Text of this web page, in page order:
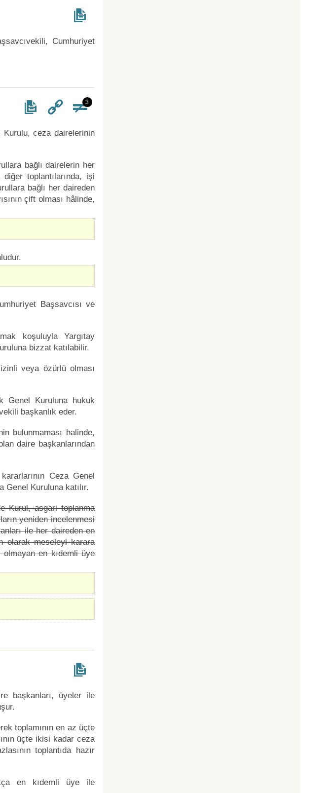
Cumhuriyet
3
ceza dairelerinin
bağlı dairelerin her
toplantılarında, işi
bağlı her daireden
çift olması hâlinde,
Başsavcısı ve
koşuluyla Yargıtay
bizzat katılabilir.
veya özürlü olması
Genel Kuruluna hukuk
başkanlık eder.
bulunmaması halinde,
daire başkanlarından
Ceza Genel
Kuruluna katılır.
Kurul, asgari toplanma
yeniden incelenmesi
ile her daireden en
olarak meseleyi karara
olmayan en kıdemli üye
başkanları, üyeler ile
toplamının en az üçte
üçte ikisi kadar ceza
toplantıda hazır
en kıdemli üye ile